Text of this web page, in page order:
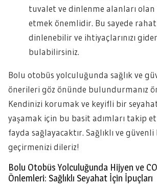
tuvalet ve dinlenme alanları
etmek önemlidir. Bu sayede
dinlenebilir ve ihtiyaçlarınızı
bulabilirsiniz.
Bolu otobüs yolculuğunda sağlık ve
önerileri göz önünde bulundurmanız
Kendinizi korumak ve keyifli bir
yaşamak için bu basit adımları takip
fayda sağlayacaktır. Sağlıklı ve
geçirmenizi dileriz!
Bolu Otobüs Yolculuğunda Hijyen ve
Önlemleri: Sağlıklı Seyahat İçin İpuçları